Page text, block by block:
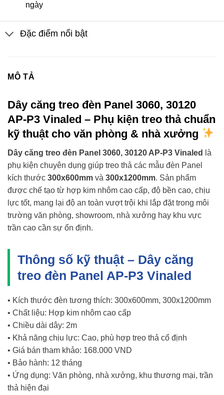
ngày
Đặc điểm nổi bật
MÔ TẢ
Dây căng treo đèn Panel 3060, 30120
AP-P3 Vinaled – Phụ kiện treo thả chuẩn
kỹ thuật cho văn phòng & nhà xưởng
Dây căng treo đèn Panel 3060, 30120 AP-P3 Vinaled
là
phụ kiện chuyên dụng giúp treo thả các mẫu đèn Panel
kích thước 300x600mm và 300x1200mm. Sản phẩm
được chế tạo từ hợp kim nhôm cao cấp, độ bền cao, chịu
lực tốt, mang lại độ an toàn vượt trội khi lắp đặt trong môi
trường văn phòng, showroom, nhà xưởng hay khu vực
trần cao cần sự ổn định.
Thông số kỹ thuật – Dây căng
treo đèn Panel AP-P3 Vinaled
• Kích thước đèn tương thích: 300x600mm, 300x1200mm
• Chất liệu: Hợp kim nhôm cao cấp
• Chiều dài dây: 2m
• Khả năng chịu lực: Cao, phù hợp treo thả cố định
• Giá bán tham khảo: 168.000 VND
• Bảo hành: 12 tháng
• Ứng dụng: Văn phòng, nhà xưởng, khu thương mại, trần
thả hiện đại